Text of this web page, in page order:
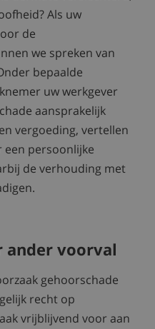
Als uw
de
we spreken van
bepaalde
uw werkgever
aansprakelijk
vergoeding, vertellen
een persoonlijke
de verhouding met
ander voorval
gehoorschade
recht op
vrijblijvend voor aan